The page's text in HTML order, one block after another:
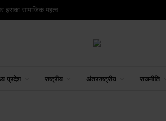
इसका सामाजिक महत्व
प्रदेश राष्ट्रीय अंतरराष्ट्रीय राजनीति